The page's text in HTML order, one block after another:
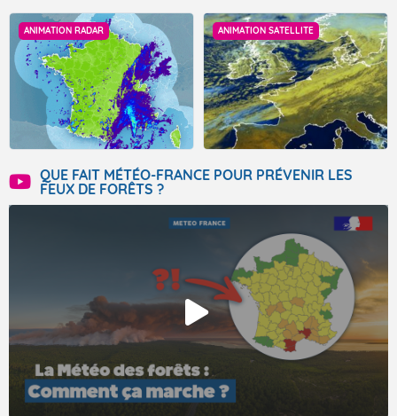
ANIMATION RADAR ANIMATION SATELLITE
QUE FAIT MÉTÉO-FRANCE POUR PRÉVENIR LES
FEUX DE FORÊTS ?